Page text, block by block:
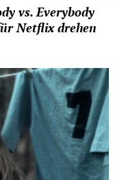
vs. Everybody
Netflix drehen